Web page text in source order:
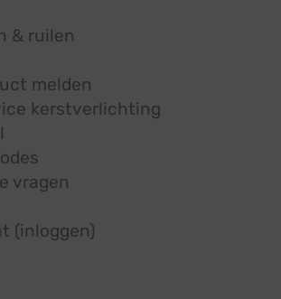
& ruilen
melden
kerstverlichting
vragen
(inloggen)